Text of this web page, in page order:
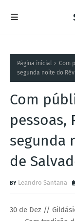
Página inicial
Com
segunda noite do
Com
pessoas,
segunda
de
Leandro Santana
30 de Dez //